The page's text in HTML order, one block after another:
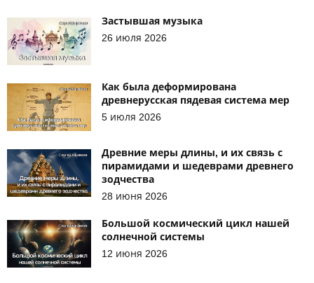
Застывшая музыка
26 июля 2026
Как была деформирована
древнерусская пядевая система мер
5 июля 2026
Древние меры длины, и их связь с
пирамидами и шедеврами древнего
зодчества
28 июня 2026
Большой космический цикл нашей
солнечной системы
12 июня 2026